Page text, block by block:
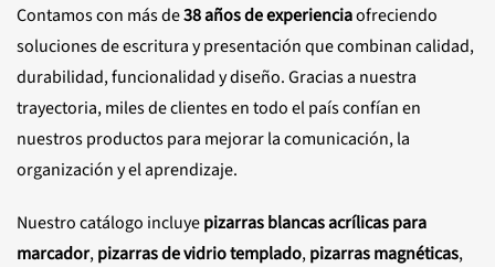
Contamos con más de38 años de experienciaofreciendo
soluciones de escritura y presentación que combinan calidad,
durabilidad, funcionalidad y diseño. Gracias a nuestra
trayectoria, miles de clientes en todo el país confían en
nuestros productos para mejorar la comunicación, la
organización y el aprendizaje.
Nuestro catálogo incluyepizarras blancas acrílicas para
marcador,pizarras de vidrio templado,pizarras magnéticas,